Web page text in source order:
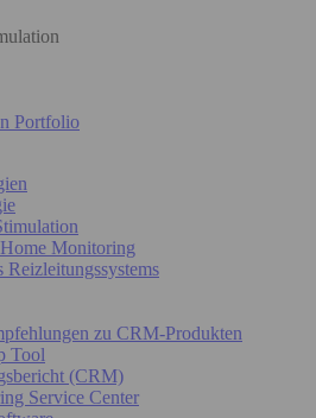
Portfolio
Monitoring
Reizleitungssystems
zu CRM-Produkten
Tool
(CRM)
Service Center